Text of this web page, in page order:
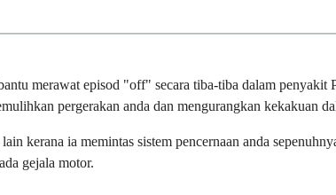
merawat episod "off" secara tiba-tiba dalam penyakit
pergerakan anda dan mengurangkan kekakuan
kerana ia memintas sistem pencernaan anda
gejala motor.